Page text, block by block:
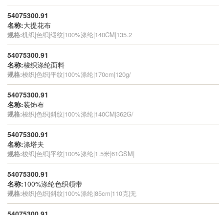
54075300.91
名称:大提花布
规格:机织|色织|缎纹|100%涤纶|140CM|135.2
54075300.91
名称:梭织涤纶面料
规格:梭织|色织|平纹|100%涤纶|170cm|120g/
54075300.91
名称:装饰布
规格:梭织|色织|斜纹|100%涤纶|140CM|362G/
54075300.91
名称:涤塔夫
规格:梭织|色织|平纹|100%涤纶|1.5米|61GSM|
54075300.91
名称:100%涤纶色织领带
规格:梭织|色织|斜纹|100%涤纶|85cm|110克|无